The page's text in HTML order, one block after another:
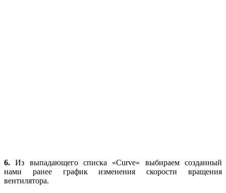
6. Из выпадающего списка «Curve» выбираем созданный
нами ранее график изменения скорости вращения
вентилятора.